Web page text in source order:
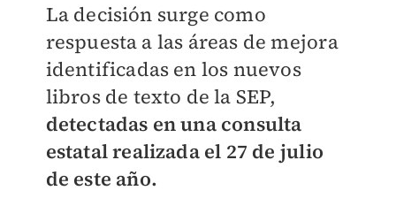
La decisión surge como
respuesta a las áreas de mejora
identificadas en los nuevos
libros de texto de la SEP,
detectadas en una consulta
estatal realizada el 27 de julio
de este año.